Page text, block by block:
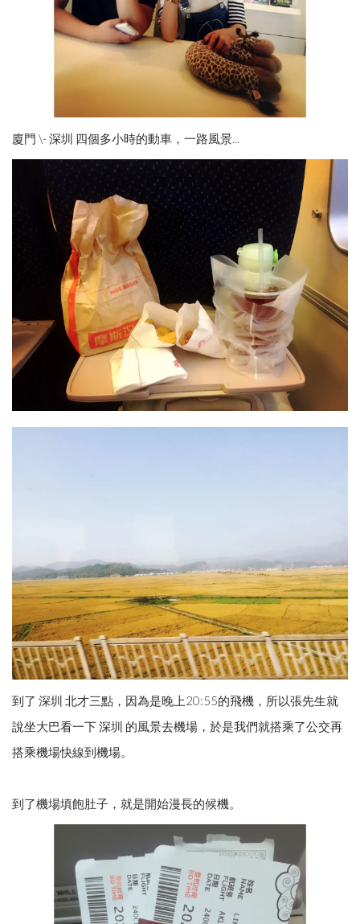
廈門 \- 深圳 四個多小時的動車，一路風景...
到了 深圳 北才三點，因為是晚上20:55的飛機，所以張先生就
說坐大巴看一下 深圳 的風景去機場，於是我們就搭乘了公交再
搭乘機場快線到機場。
到了機場填飽肚子，就是開始漫長的候機。